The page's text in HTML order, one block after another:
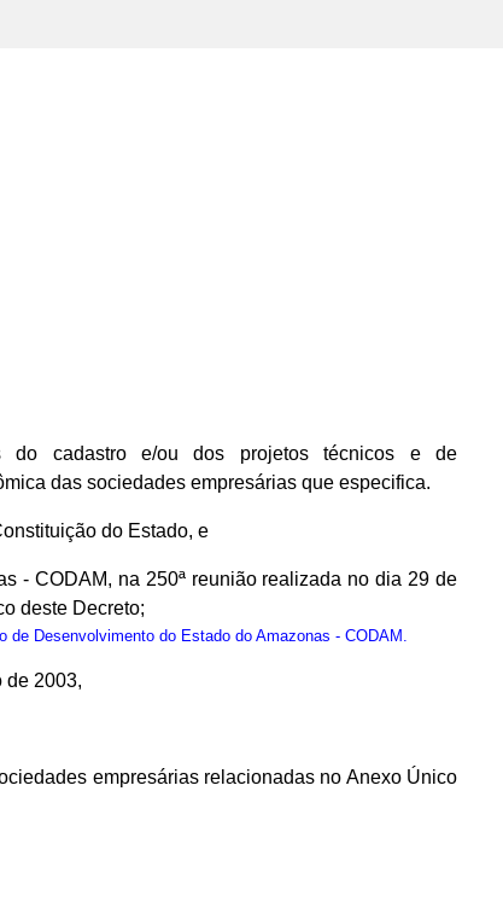
do cadastro e/ou dos projetos técnicos e de
das sociedades empresárias que especifica.
do Estado, e
- CODAM, na 250ª reunião realizada no dia 29 de
deste Decreto;
de Desenvolvimento do Estado do Amazonas - CODAM.
de 2003,
empresárias relacionadas no Anexo Único